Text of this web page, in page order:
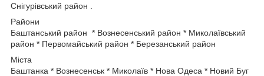
Снігурівський район .
Райони
Баштанський район * Вознесенський район * Миколаївський
район * Первомайський район * Березанський район
Міста
Баштанка * Вознесенськ * Миколаїв * Нова Одеса * Новий Буг